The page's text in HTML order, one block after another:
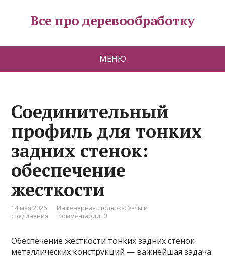
Все про деревообработку
МЕНЮ
Соединительный
профиль для тонких
задних стенок:
обеспечение
жесткости
14 мая 2026
Инженерная столярка: Узлы и
соединения
Комментарии: 0
Обеспечение жесткости тонких задних стенок
металлических конструкций — важнейшая задача